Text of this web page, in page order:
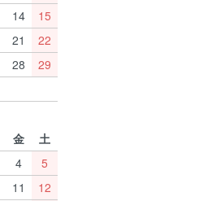
14
15
21
22
28
29
金
土
4
5
11 12